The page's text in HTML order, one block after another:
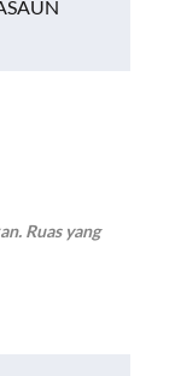
Ruas yang